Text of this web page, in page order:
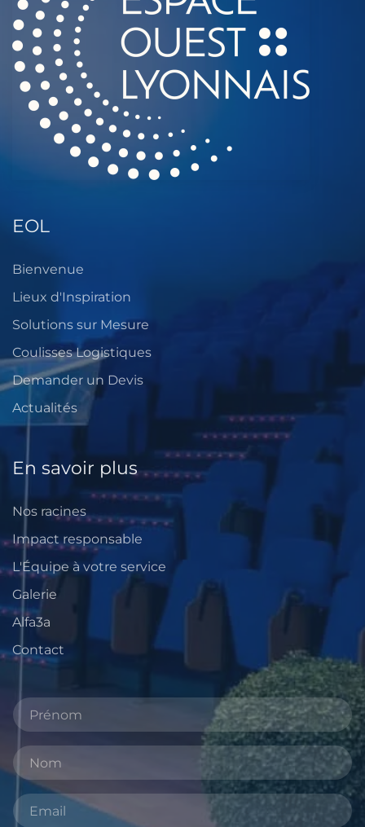
EOL
Bienvenue
Lieux d'Inspiration
Solutions sur Mesure
Coulisses Logistiques
Demander un Devis
Actualités
En savoir plus
Nos racines
Impact responsable
L'Équipe à votre service
Galerie
Alfa3a
Contact